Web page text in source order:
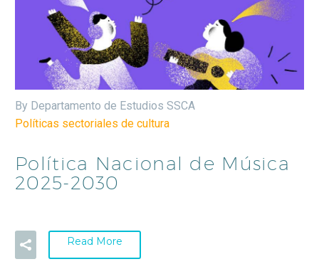
By Departamento de Estudios SSCA
Políticas sectoriales de cultura
Política Nacional de Música
2025-2030
Read More